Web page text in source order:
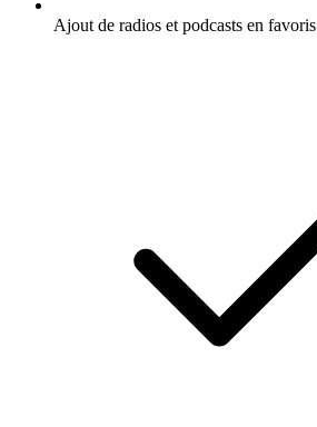
Ajout de radios et podcasts en favoris